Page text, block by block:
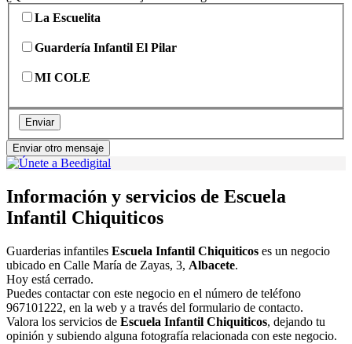
La Escuelita
Guardería Infantil El Pilar
MI COLE
Enviar
Enviar otro mensaje
Información y servicios de Escuela
Infantil Chiquiticos
Guarderias infantiles Escuela Infantil Chiquiticos es un negocio
ubicado en Calle María de Zayas, 3, Albacete.
Hoy está cerrado.
Puedes contactar con este negocio en el número de teléfono
967101222, en la web y a través del formulario de contacto.
Valora los servicios de Escuela Infantil Chiquiticos, dejando tu
opinión y subiendo alguna fotografía relacionada con este negocio.